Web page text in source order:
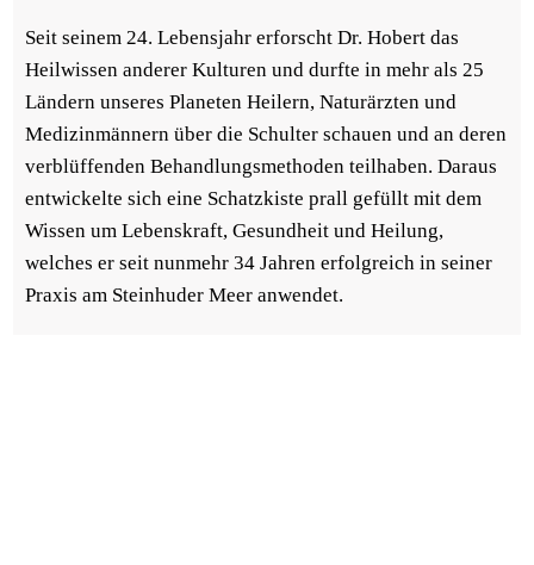
Seit seinem 24. Lebensjahr erforscht Dr. Hobert das
Heilwissen anderer Kulturen und durfte in mehr als 25
Ländern unseres Planeten Heilern, Naturärzten und
Medizinmännern über die Schulter schauen und an deren
verblüffenden Behandlungsmethoden teilhaben. Daraus
entwickelte sich eine Schatzkiste prall gefüllt mit dem
Wissen um Lebenskraft, Gesundheit und Heilung,
welches er seit nunmehr 34 Jahren erfolgreich in seiner
Praxis am Steinhuder Meer anwendet.